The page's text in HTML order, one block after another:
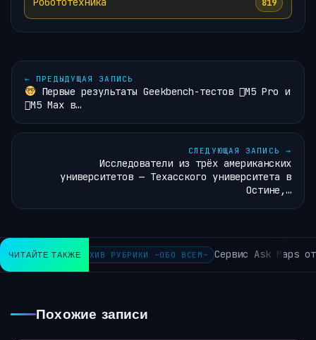
819
← ПРЕДЫДУЩАЯ ЗАПИСЬ
Первые результаты Geekbench-тестов M5 Pro и
M5 Max в…
СЛЕДУЮЩАЯ ЗАПИСЬ →
Исследователи из трёх американских
университетов — Техасского университета в
Остине,…
ЧИТАЙТЕ ТАКЖЕАРХИВ РУБРИКИ ~ОБО ВСЕМ~ Сервис Ask Maps от
Похожие записи